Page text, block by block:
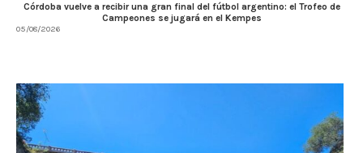
Córdoba vuelve a recibir una gran final del fútbol argentino: el Trofeo de
Campeones se jugará en el Kempes
05/08/2026